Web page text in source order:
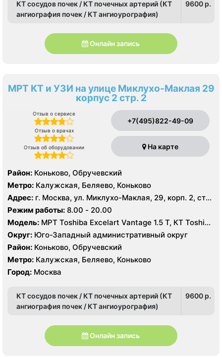
КТ сосудов почек / КТ почечных артерий (КТ
ангиография почек / КТ ангиоурография)
9600 p.
Онлайн запись
МРТ КТ и УЗИ на улице Миклухо-Маклая 29
корпус 2 стр. 2
Отзыв о сервисе
Отзыв о врачах
Отзыв об оборудовании
+7(495)822-49-09
На карте
Район: Коньково, Обручевский
Метро: Калужская, Беляево, Коньково
Адрес: г. Москва, ул. Миклухо-Маклая, 29, корп. 2, стр.
2
Режим работы: 8.00 - 20.00
Модель: МРТ Toshiba Excelart Vantage 1.5 Т, КТ Toshiba
Aquilion 64 среза, УЗИ
Округ: Юго-Западный административный округ
Район: Коньково, Обручевский
Метро: Калужская, Беляево, Коньково
Город: Москва
КТ сосудов почек / КТ почечных артерий (КТ
ангиография почек / КТ ангиоурография)
9600 p.
Онлайн запись